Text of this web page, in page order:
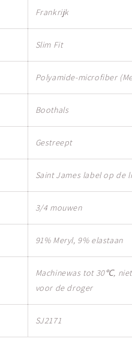
Frankrijk
Slim Fit
Polyamide-microfiber
Boothals
Gestreept
Saint James label op de
3/4 mouwen
91% Meryl, 9% elastaan
Machinewas tot 30℃,
voor de droger
SJ2171